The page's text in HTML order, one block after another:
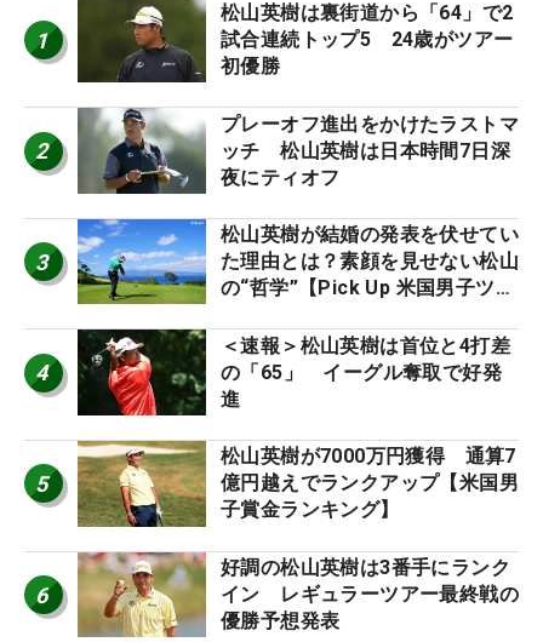
1
松山英樹は裏街道から「64」で2
試合連続トップ5 24歳がツアー
初優勝
2
プレーオフ進出をかけたラストマ
ッチ 松山英樹は日本時間7日深
夜にティオフ
3
松山英樹が結婚の発表を伏せてい
た理由とは？素顔を見せない松山
の“哲学”【Pick Up 米国男子ツア
4
＜速報＞松山英樹は首位と4打差
の「65」 イーグル奪取で好発
進
5
松山英樹が7000万円獲得 通算7
億円越えでランクアップ【米国男
子賞金ランキング】
6
好調の松山英樹は3番手にランク
イン レギュラーツアー最終戦の
優勝予想発表